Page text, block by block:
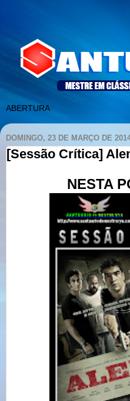
DOMINGO, 23 DE MARÇO DE
[Sessão Crítica]
NESTA